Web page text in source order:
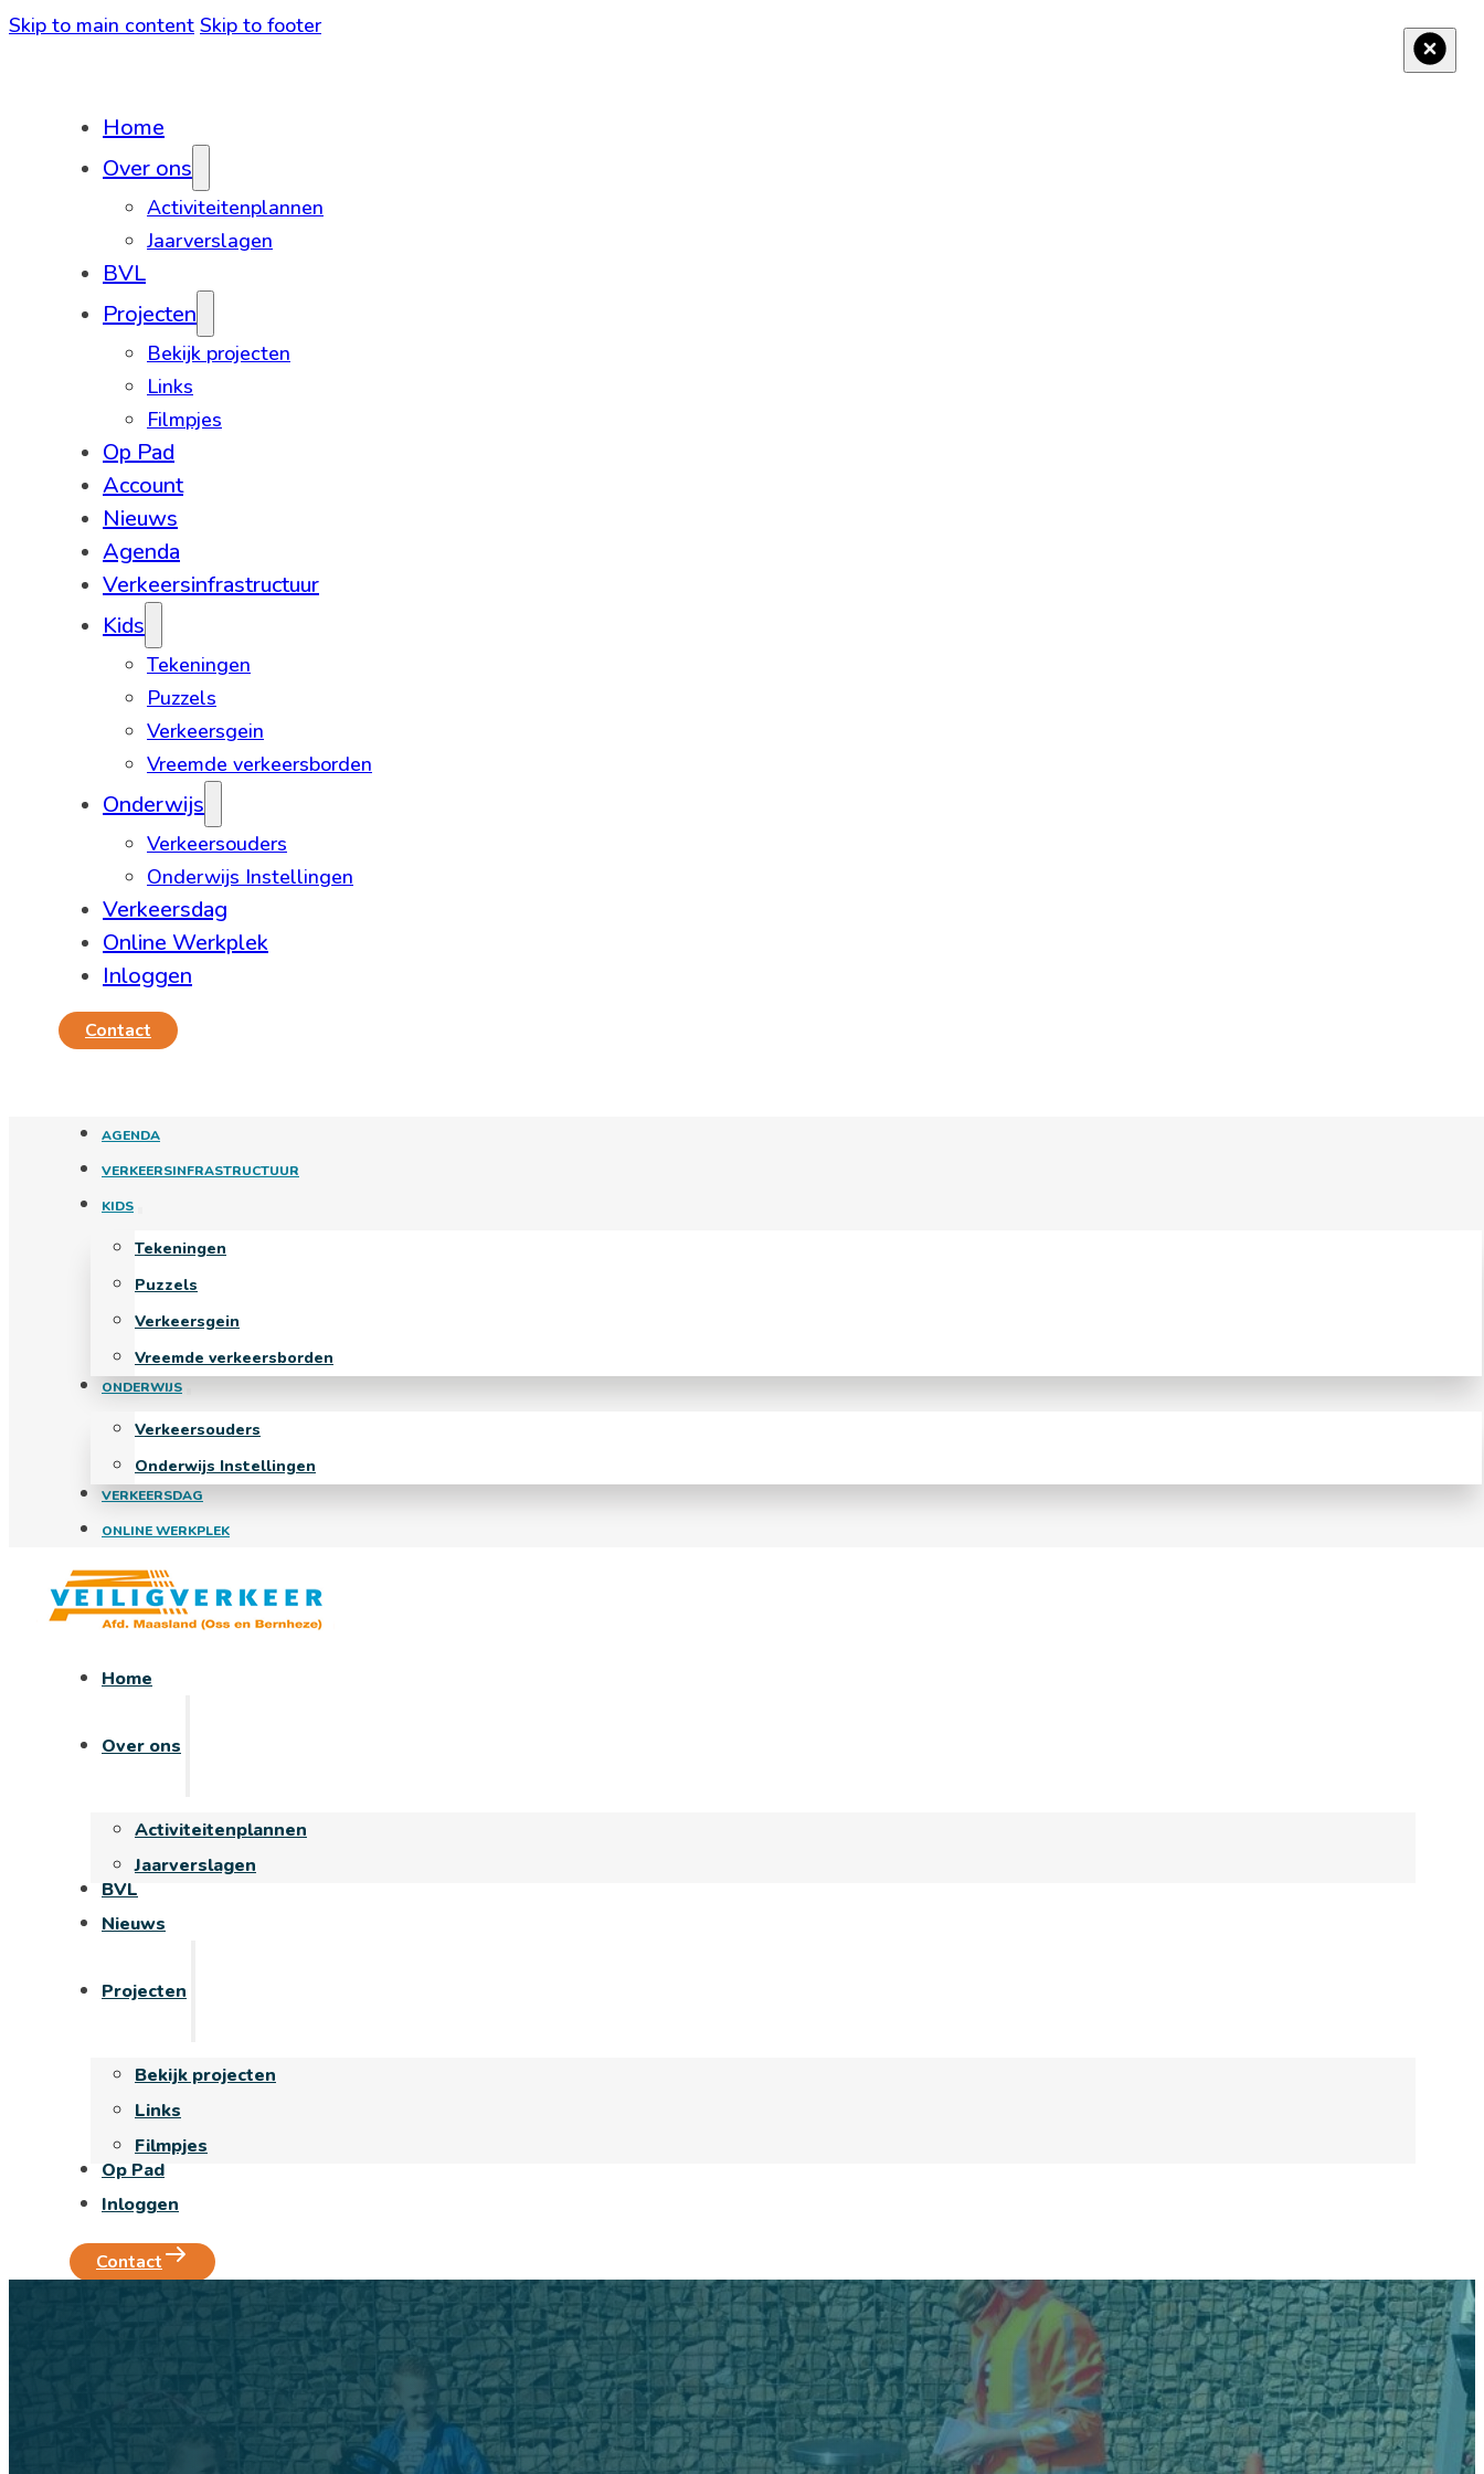
Skip to main content Skip to footer
Home
Over ons
Activiteitenplannen
Jaarverslagen
BVL
Projecten
Bekijk projecten
Links
Filmpjes
Op Pad
Account
Nieuws
Agenda
Verkeersinfrastructuur
Kids
Tekeningen
Puzzels
Verkeersgein
Vreemde verkeersborden
Onderwijs
Verkeersouders
Onderwijs Instellingen
Verkeersdag
Online Werkplek
Inloggen
Contact
AGENDA
VERKEERSINFRASTRUCTUUR
KIDS
Tekeningen
Puzzels
Verkeersgein
Vreemde verkeersborden
ONDERWIJS
Verkeersouders
Onderwijs Instellingen
VERKEERSDAG
ONLINE WERKPLEK
Home
Over ons
Activiteitenplannen
Jaarverslagen
BVL
Nieuws
Projecten
Bekijk projecten
Links
Filmpjes
Op Pad
Inloggen
Contact